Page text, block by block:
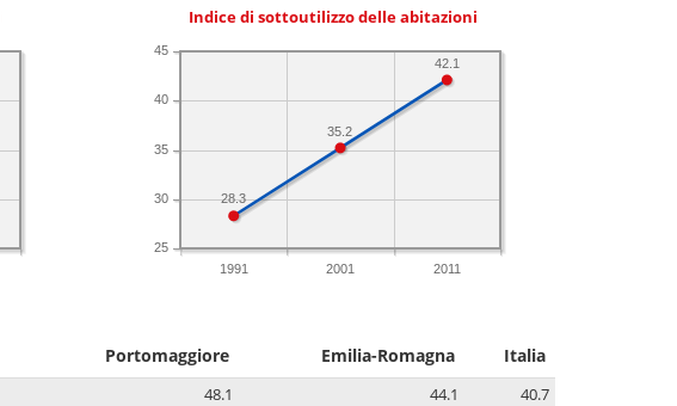
Indice di sottoutilizzo delle abitazioni
1991 2001 2011
25
30
35
40
45
42.1
35.2
28.3
Portomaggiore Emilia-Romagna Italia
48.1 44.1
40.7